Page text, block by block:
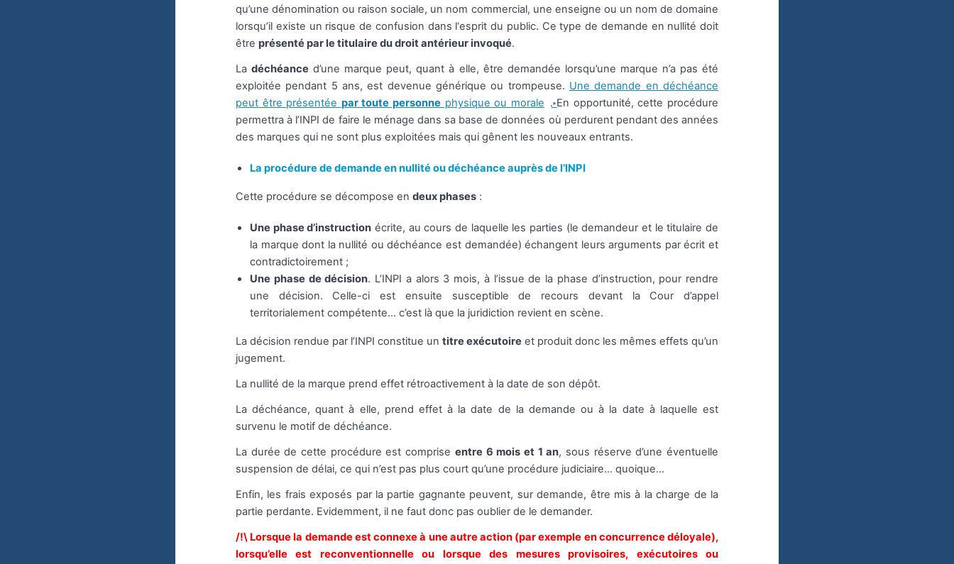
qu’une dénomination ou raison sociale, un nom commercial, une enseigne ou un nom de domaine
lorsqu’il existe un risque de confusion dans l‘esprit du public. Ce type de demande en nullité doit
être présenté par le titulaire du droit antérieur invoqué.
Ladéchéance d’une marque peut, quant à elle, être demandée lorsqu’une marque n’a pas été
exploitée pendant 5 ans, est devenue générique ou trompeuse. Une demande en déchéance
peut être présentée par toute personnephysique ou morale . En opportunité, cette procédure
permettra à l’INPI de faire le ménage dans sa base de données où perdurent pendant des années
des marques qui ne sont plus exploitées mais qui gênent les nouveaux entrants.
La procédure de demande en nullité ou déchéance auprès de l’INPI
Cette procédure se décompose en deux phases :
Une phase d’instruction écrite, au cours de laquelle les parties (le demandeur et le titulaire de
la marque dont la nullité ou déchéance est demandée) échangent leurs arguments par écrit et
contradictoirement ;
Une phase de décision. L’INPI a alors 3 mois, à l’issue de la phase d’instruction, pour rendre
une décision. Celle-ci est ensuite susceptible de recours devant la Cour d’appel
territorialement compétente... c’est là que la juridiction revient en scène.
La décision rendue par l’INPI constitue un titre exécutoire et produit donc les mêmes effets qu’un
jugement.
La nullité de la marque prend effet rétroactivement à la date de son dépôt.
La déchéance, quant à elle, prend effet à la date de la demande ou à la date à laquelle est
survenu le motif de déchéance.
La durée de cette procédure est comprise entre 6 mois et 1 an, sous réserve d’une éventuelle
suspension de délai, ce qui n’est pas plus court qu’une procédure judiciaire… quoique…
Enfin, les frais exposés par la partie gagnante peuvent, sur demande, être mis à la charge de la
partie perdante. Evidemment, il ne faut donc pas oublier de le demander.
/!\ Lorsque la demande est connexe à une autre action (par exemple en concurrence déloyale),
lorsqu’elle est reconventionnelle ou lorsque des mesures provisoires, exécutoires ou